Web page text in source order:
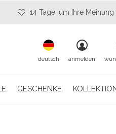
GESCHENKE
deutsch anmelden
14 Tage, um Ihre